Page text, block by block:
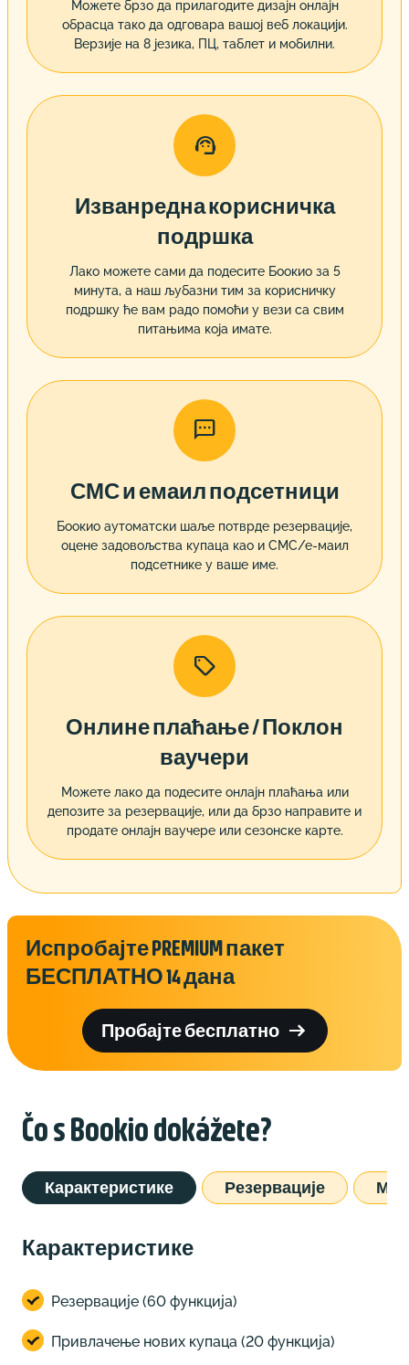
Можете брзо да прилагодите дизајн онлајн
обрасца тако да одговара вашој веб локацији.
Верзије на 8 језика, ПЦ, таблет и мобилни.

Изванредна корисничка
подршка
Лако можете сами да подесите Боокио за 5
минута, а наш љубазни тим за корисничку
подршку ће вам радо помоћи у вези са свим
питањима која имате.

СМС и емаил подсетници
Боокио аутоматски шаље потврде резервације,
оцене задовољства купаца као и СМС/е-маил
подсетнике у ваше име.

Онлине плаћање / Поклон
ваучери
Можете лако да подесите онлајн плаћања или
депозите за резервације, или да брзо направите и
продате онлајн ваучере или сезонске карте.
Испробајте PREMIUM пакет
БЕСПЛАТНО 14 дана
Пробајте бесплатно 
Čo s Bookio dokážete?
Карактеристике Резервације
Карактеристике
Резервације (60 функција)
Привлачење нових купаца (20 функција)